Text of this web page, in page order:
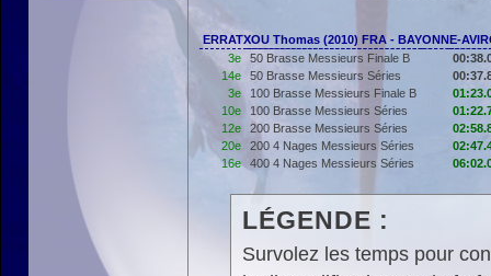
ERRATXOU Thomas (2010) FRA - BAYONNE-
3e
50 Brasse Messieurs Finale B
14e
50 Brasse Messieurs Séries
3e
100 Brasse Messieurs Finale B
10e
100 Brasse Messieurs Séries
12e
200 Brasse Messieurs Séries
20e
200 4 Nages Messieurs Séries
16e
400 4 Nages Messieurs Séries
LÉGENDE :
Survolez les temps pour